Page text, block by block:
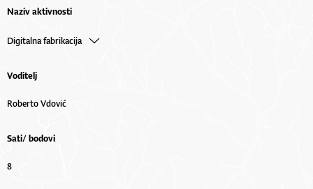
Naziv aktivnosti
Digitalna fabrikacija
Voditelj
Roberto Vdović
Sati/ bodovi
8